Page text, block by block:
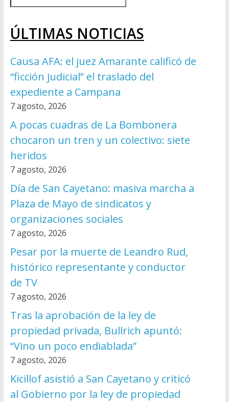
ÚLTIMAS NOTICIAS
Causa AFA: el juez Amarante calificó de
“ficción judicial” el traslado del
expediente a Campana
7 agosto, 2026
A pocas cuadras de La Bombonera
chocaron un tren y un colectivo: siete
heridos
7 agosto, 2026
Día de San Cayetano: masiva marcha a
Plaza de Mayo de sindicatos y
organizaciones sociales
7 agosto, 2026
Pesar por la muerte de Leandro Rud,
histórico representante y conductor
de TV
7 agosto, 2026
Tras la aprobación de la ley de
propiedad privada, Bullrich apuntó:
“Vino un poco endiablada”
7 agosto, 2026
Kicillof asistió a San Cayetano y criticó
al Gobierno por la ley de propiedad